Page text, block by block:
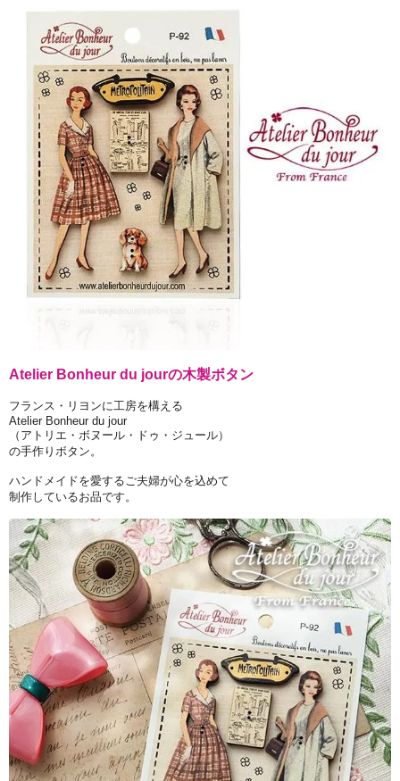
Atelier Bonheur du jourの木製ボタン
フランス・リヨンに工房を構える
Atelier Bonheur du jour
（アトリエ・ボヌール・ドゥ・ジュール）
の手作りボタン。
ハンドメイドを愛するご夫婦が心を込めて
制作しているお品です。